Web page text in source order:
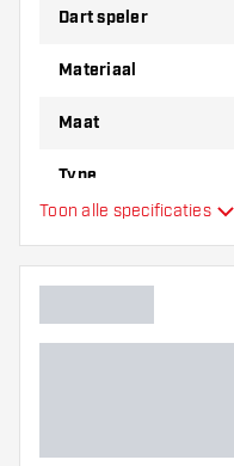
Dart speler
Materiaal
Maat
Type
Hoofdkleur
Toon alle specificaties